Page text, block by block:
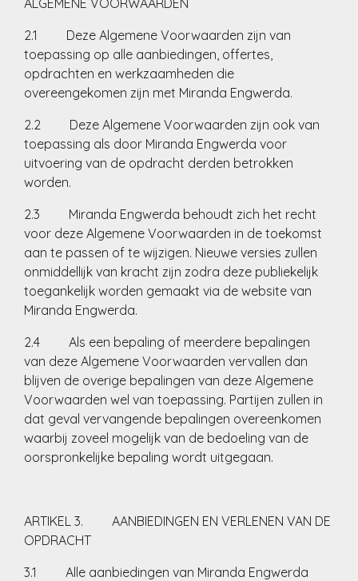
ALGEMENE VOORWAARDEN
2.1 Deze Algemene Voorwaarden zijn van
toepassing op alle aanbiedingen, offertes,
opdrachten en werkzaamheden die
overeengekomen zijn met Miranda Engwerda.
2.2 Deze Algemene Voorwaarden zijn ook van
toepassing als door Miranda Engwerda voor
uitvoering van de opdracht derden betrokken
worden.
2.3 Miranda Engwerda behoudt zich het recht
voor deze Algemene Voorwaarden in de toekomst
aan te passen of te wijzigen. Nieuwe versies zullen
onmiddellijk van kracht zijn zodra deze publiekelijk
toegankelijk worden gemaakt via de website van
Miranda Engwerda.
2.4 Als een bepaling of meerdere bepalingen
van deze Algemene Voorwaarden vervallen dan
blijven de overige bepalingen van deze Algemene
Voorwaarden wel van toepassing. Partijen zullen in
dat geval vervangende bepalingen overeenkomen
waarbij zoveel mogelijk van de bedoeling van de
oorspronkelijke bepaling wordt uitgegaan.
ARTIKEL 3. AANBIEDINGEN EN VERLENEN VAN DE
OPDRACHT
3.1 Alle aanbiedingen van Miranda Engwerda